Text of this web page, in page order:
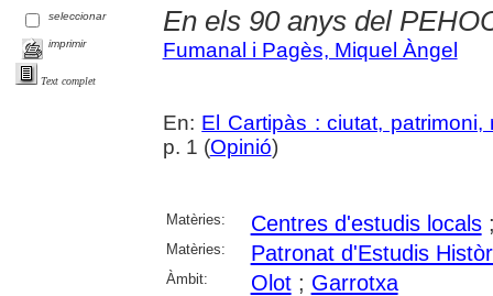
seleccionar
imprimir
Text complet
En els 90 anys del
Fumanal i Pagès, Miquel Àngel
En: El Cartipàs : ciutat, patrimoni,
p. 1 (Opinió)
Matèries: Centres d'estudis locals
Matèries: Patronat d'Estudis
Àmbit: Olot; Garrotxa